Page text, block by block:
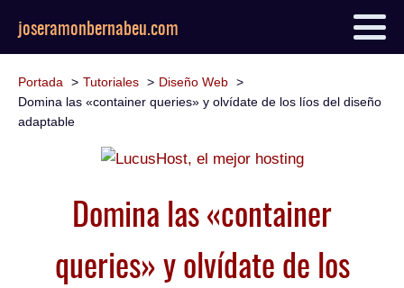
joseramonbernabeu.com
Portada Tutoriales
Diseño Web
Domina las «container queries» y olvídate de los líos del diseño
adaptable
Domina las «container
queries» y olvídate de los